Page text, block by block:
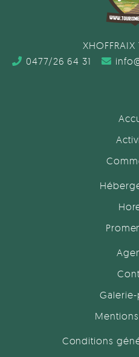
XHOFFRAIX
0477/26 64 31
Conditions